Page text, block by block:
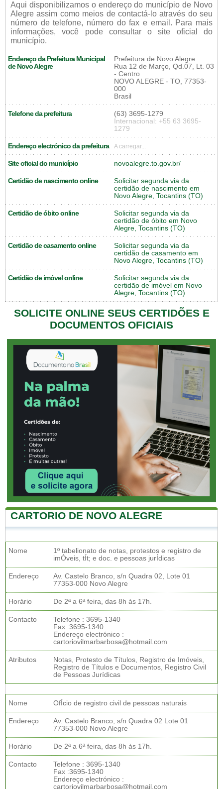
Aqui disponibilizamos o endereço do município de Novo
Alegre assim como meios de contactá-lo através do seu
número de telefone, número do fax e email. Para mais
informações, você pode consultar o site oficial do
município.
Endereço da Prefeitura Municipal
de Novo Alegre
Prefeitura de Novo Alegre
Rua 12 de Março, Qd.07, Lt. 03
- Centro
NOVO ALEGRE - TO, 77353-
000
Brasil
Telefone da prefeitura
(63) 3695-1279
Internacional: +55 63 3695-
1279
Endereço electrónico da prefeitura A carregar...
Site oficial do município novoalegre.to.gov.br/
Certidão de nascimento online
Solicitar segunda via da
certidão de nascimento em
Novo Alegre, Tocantins (TO)
Certidão de óbito online
Solicitar segunda via da
certidão de óbito em Novo
Alegre, Tocantins (TO)
Certidão de casamento online
Solicitar segunda via da
certidão de casamento em
Novo Alegre, Tocantins (TO)
Certidão de imóvel online
Solicitar segunda via da
certidão de imóvel em Novo
Alegre, Tocantins (TO)
SOLICITE ONLINE SEUS CERTIDÕES E
DOCUMENTOS OFICIAIS
CARTORIO DE NOVO ALEGRE
Nome
1º tabelionato de notas, protestos e registro de
imÓveis, tÍt; e doc. e pessoas jurÍdicas
Endereço
Av. Castelo Branco, s/n Quadra 02, Lote 01
77353-000 Novo Alegre
Horário De 2ª a 6ª feira, das 8h às 17h.
Contacto
Telefone : 3695-1340
Fax :3695-1340
Endereço electrónico :
cartoriovilmarbarbosa@hotmail.com
Atributos
Notas, Protesto de Títulos, Registro de Imóveis,
Registro de Títulos e Documentos, Registro Civil
de Pessoas Jurídicas
Nome OfÍcio de registro civil de pessoas naturais
Endereço
Av. Castelo Branco, s/n Quadra 02 Lote 01
77353-000 Novo Alegre
Horário De 2ª a 6ª feira, das 8h às 17h.
Contacto
Telefone : 3695-1340
Fax :3695-1340
Endereço electrónico :
cartoriovilmarbarbosa@hotmail.com